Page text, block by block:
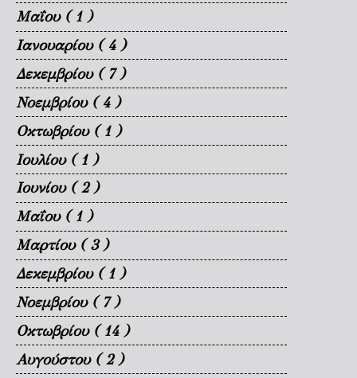
Μαΐου ( 1 )
Ιανουαρίου ( 4 )
Δεκεμβρίου ( 7 )
Νοεμβρίου ( 4 )
Οκτωβρίου ( 1 )
Ιουλίου ( 1 )
Ιουνίου ( 2 )
Μαΐου ( 1 )
Μαρτίου ( 3 )
Δεκεμβρίου ( 1 )
Νοεμβρίου ( 7 )
Οκτωβρίου ( 14 )
Αυγούστου ( 2 )